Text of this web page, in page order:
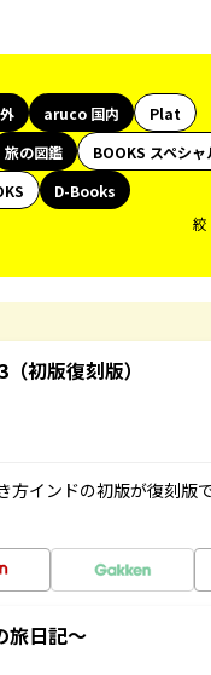
aruco 国内
Plat
旅の図鑑
BOOKS スペシャ
D-Books
絞
初版復刻版）
方インドの初版が復刻
旅日記～